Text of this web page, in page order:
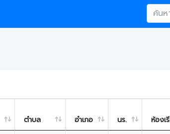
ตำบล อำเภอ นร. ห้องเ